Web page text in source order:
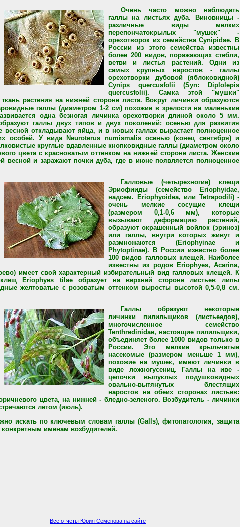
Очень часто можно наблюдать
галлы на листьях дуба. Виновницы -
различные виды мелких
перепончатокрылых "мушек" -
орехотворок из семейства Cynipidae. В
России из этого семейства известны
более 200 видов, поражающих стебли,
ветви и листья растений. Одни из
самых крупных наростов - галлы
орехотворки дубовой (яблоковидной)
Cynips quercusfolii (Syn: Diplolepis
quercusfolii). Самка этой "мушки"
растения на нижней стороне листа. Вокруг личинки образуются
галлы (диаметром 1-2 см) похожие в зрелости на маленькие
одна безногая личинка орехотворки длиной около 5 мм.
галлы двух типов и двух поколений: осенью для развития
весной откладывают яйца, и в новых галлах вырастает полноценное
особей. У вида Neuroterus numismalis осенью (конец сентября) и
круглые вдавленные кнопковидные галлы (диаметром около
цвета с красноватым оттенком на нижней стороне листа. Женские
весной и заражают почки дуба, где в июне появляется полноценное
Галловые (четырехногие) клещи
Эриофииды (семейство Eriophyidae,
надсем. Eriophyoidea, или Tetrapodili) -
очень мелкие сосущие клещи
(размером 0,1-0,6 мм), которые
вызывают деформацию растений,
образуют окрашенный войлок (эриноз)
или галлы, внутри которых живут и
размножаются (Eriophyinae и
Phytoptinae). В России известно более
100 видов галловых клещей. Наиболее
известны из родов Eriophyes, Acarina,
имеет свой характерный избирательный вид галловых клещей. К
Eriophyes tilae образует на верхней стороне листьев липы
желтоватые с розоватым оттенком выросты высотой 0,5-0,8 см.
Галлы образуют некоторые
личинки пилильщиков (листьеедов),
многочисленное семейство
Tenthredinidae, настоящие пилильщики,
объединяет более 1000 видов только в
России. Это мелкие крыльчатые
насекомые (размером меньше 1 мм),
похожие на мушек, имеют личинки в
виде ложногусениц. Галлы на иве -
цепочки выпуклых подушковидных
овально-вытянутых блестящих
наростов на обеих сторонах листьев:
цвета, на нижней - бледно-зеленого. Возбудитель - личинки
летом (июль).
искать по ключевым словам галлы (Galls), фитопатология, защита
именам возбудителей.
Все отчеты Юрия Семенова на сайте